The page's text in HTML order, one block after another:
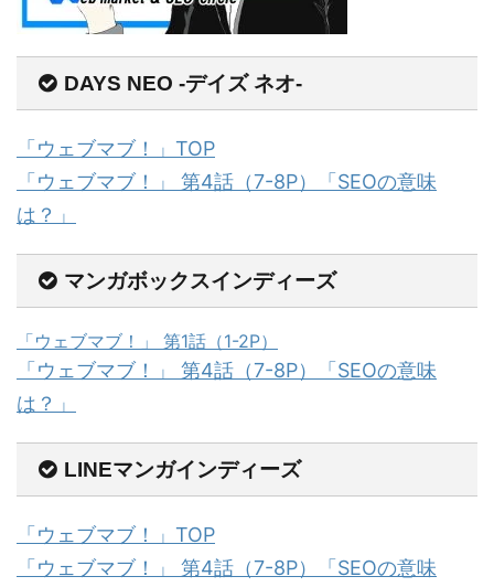
DAYS NEO -デイズ ネオ-
「ウェブマブ！」TOP
「ウェブマブ！」 第4話（7-8P）「SEOの意味
は？」
マンガボックスインディーズ
「ウェブマブ！」 第1話（1-2P）
「ウェブマブ！」 第4話（7-8P）「SEOの意味
は？」
LINEマンガインディーズ
「ウェブマブ！」TOP
「ウェブマブ！」 第4話（7-8P）「SEOの意味